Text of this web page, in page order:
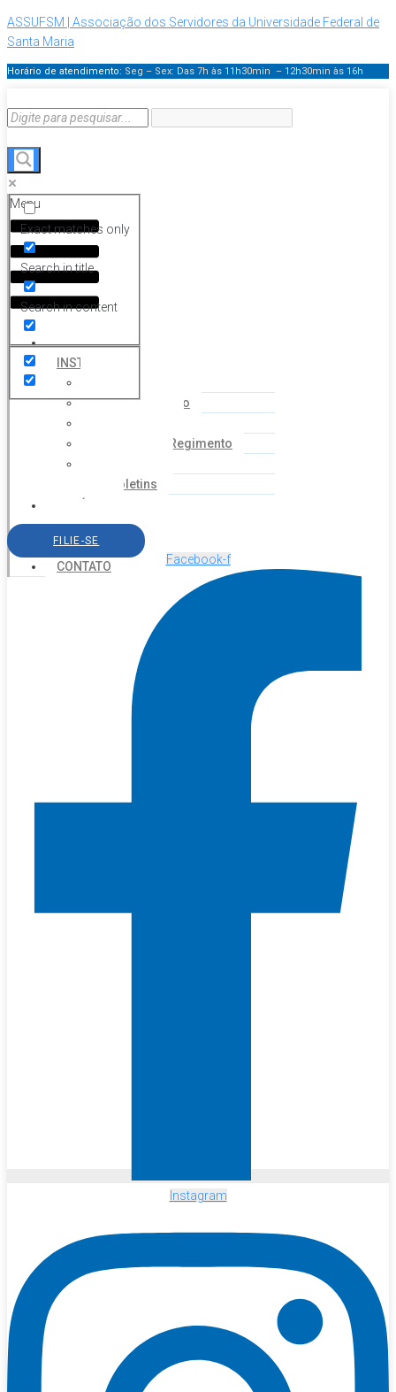
ASSUFSM | Associação dos Servidores da Universidade Federal de
Santa Maria
Horário de atendimento: Seg – Sex: Das 7h às 11h30min – 12h30min às 16h
Exact matches only
Search in title
Search in content
Menu
HOME
INSTITUCIONAL
Coordenação
Estatuto e Regimento
Boletins
SERVIÇOS
AGENDA
CONTATO
FILIE-SE
Facebook-f
Instagram